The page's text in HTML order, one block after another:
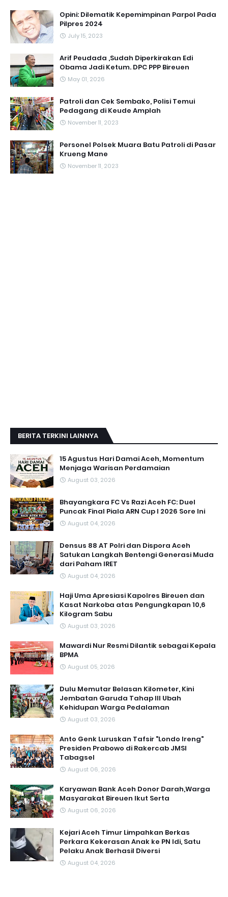
Opini: Dilematik Kepemimpinan Parpol Pada
Pilpres 2024
July 15, 2023
Arif Peudada ,Sudah Diperkirakan Edi
Obama Jadi Ketum. DPC PPP Bireuen
May 01, 2026
Patroli dan Cek Sembako, Polisi Temui
Pedagang di Keude Amplah
November 11, 2023
Personel Polsek Muara Batu Patroli di Pasar
Krueng Mane
November 11, 2023
BERITA TERKINI LAINNYA
15 Agustus Hari Damai Aceh, Momentum
Menjaga Warisan Perdamaian
August 03, 2026
Bhayangkara FC Vs Razi Aceh FC: Duel
Puncak Final Piala ARN Cup I 2026 Sore Ini
August 04, 2026
Densus 88 AT Polri dan Dispora Aceh
Satukan Langkah Bentengi Generasi Muda
dari Paham IRET
August 04, 2026
Haji Uma Apresiasi Kapolres Bireuen dan
Kasat Narkoba atas Pengungkapan 10,6
Kilogram Sabu
August 03, 2026
Mawardi Nur Resmi Dilantik sebagai Kepala
BPMA
August 05, 2026
Dulu Memutar Belasan Kilometer, Kini
Jembatan Garuda Tahap III Ubah
Kehidupan Warga Pedalaman ‎
August 03, 2026
Anto Genk Luruskan Tafsir "Londo Ireng"
Presiden Prabowo di Rakercab JMSI
Tabagsel
August 06, 2026
Karyawan Bank Aceh Donor Darah,Warga
Masyarakat Bireuen Ikut Serta
August 06, 2026
Kejari Aceh Timur Limpahkan Berkas
Perkara Kekerasan Anak ke PN Idi, Satu
Pelaku Anak Berhasil Diversi
August 04, 2026